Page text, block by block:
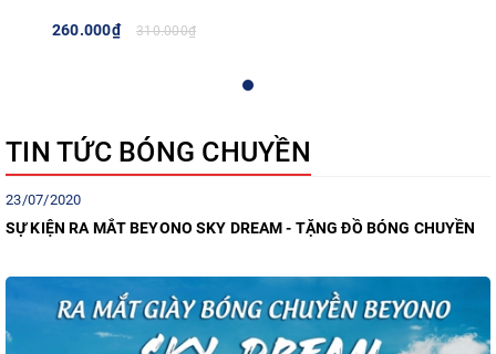
260.000₫ 310.000₫
TIN TỨC BÓNG CHUYỀN
23/07/2020
SỰ KIỆN RA MẮT BEYONO SKY DREAM - TẶNG ĐỒ BÓNG CHUYỀN